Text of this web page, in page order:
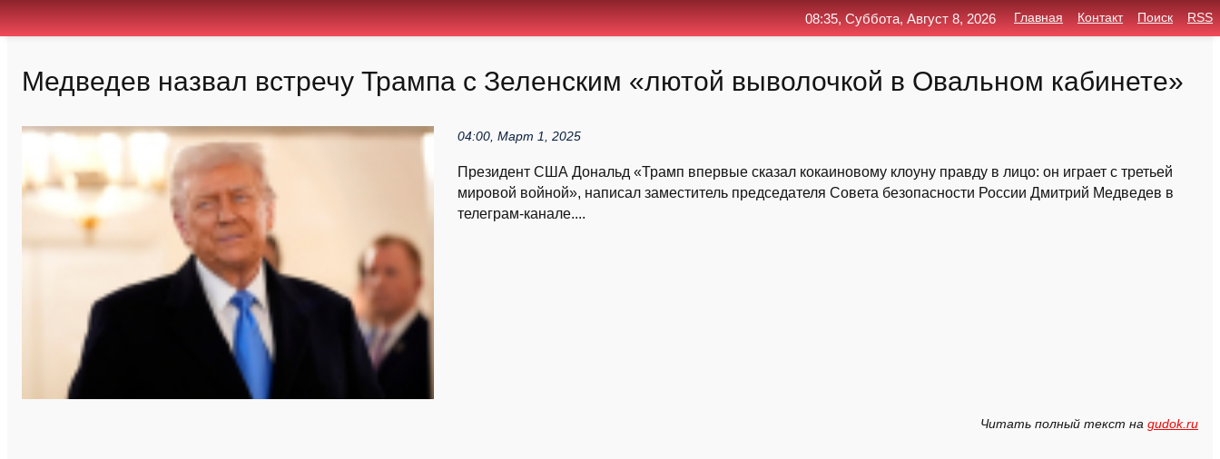
Медведев назвал встречу Трампа с Зеленским «лютой выволочкой в Овальном кабинете»
04:00, Март 1, 2025
Президент США Дональд «Трамп впервые сказал кокаиновому клоуну правду в лицо: он играет с третьей
мировой войной», написал заместитель председателя Совета безопасности России Дмитрий Медведев в
телеграм-канале....
Читать полный текст на gudok.ru
08:35, Суббота, Август 8, 2026 Главная Контакт Поиск RSS